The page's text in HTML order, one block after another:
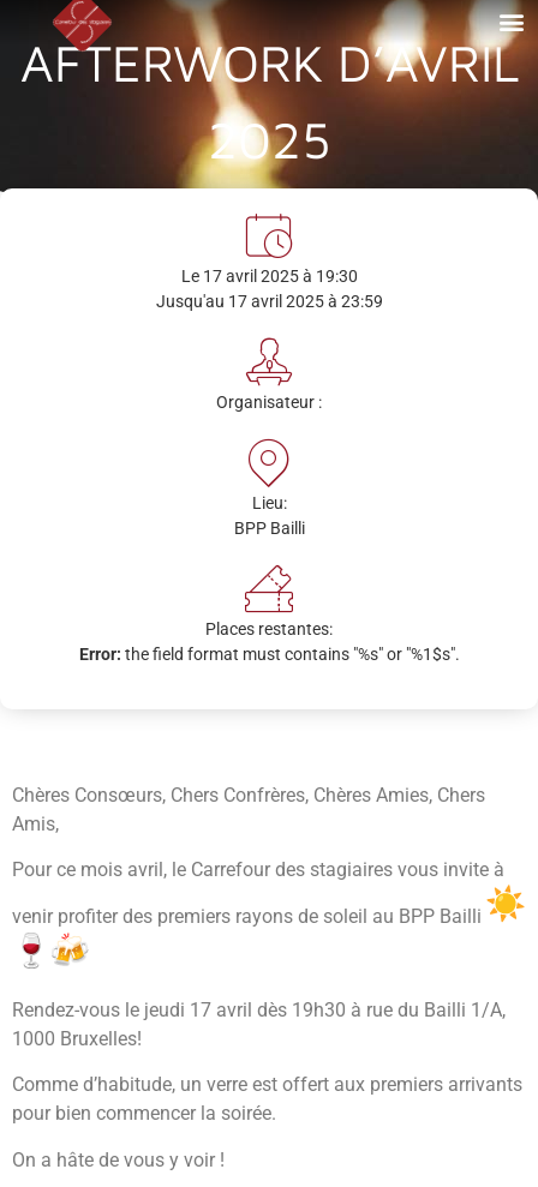
AFTERWORK D’AVRIL
2025
Le 17 avril 2025 à 19:30
Jusqu'au 17 avril 2025 à 23:59
Organisateur :
Lieu:
BPP Bailli
Places restantes:
Error: the field format must contains "%s" or "%1$s".
Chères Consœurs, Chers Confrères, Chères Amies, Chers
Amis,
Pour ce mois avril, le Carrefour des stagiaires vous invite à
venir profiter des premiers rayons de soleil au BPP Bailli
Rendez-vous le jeudi 17 avril dès 19h30 à rue du Bailli 1/A,
1000 Bruxelles!
Comme d’habitude, un verre est offert aux premiers arrivants
pour bien commencer la soirée.
On a hâte de vous y voir !